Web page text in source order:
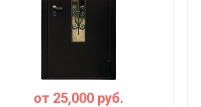
Звуко- и теплоизоляция
Направление открывания
от 25,000руб.